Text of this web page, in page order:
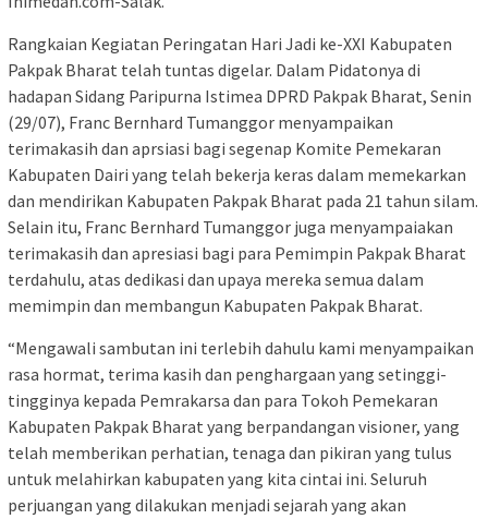
Rangkaian Kegiatan Peringatan Hari Jadi ke-XXI Kabupaten
Pakpak Bharat telah tuntas digelar. Dalam Pidatonya di
hadapan Sidang Paripurna Istimea DPRD Pakpak Bharat, Senin
(29/07), Franc Bernhard Tumanggor menyampaikan
terimakasih dan aprsiasi bagi segenap Komite Pemekaran
Kabupaten Dairi yang telah bekerja keras dalam memekarkan
dan mendirikan Kabupaten Pakpak Bharat pada 21 tahun silam.
Selain itu, Franc Bernhard Tumanggor juga menyampaiakan
terimakasih dan apresiasi bagi para Pemimpin Pakpak Bharat
terdahulu, atas dedikasi dan upaya mereka semua dalam
memimpin dan membangun Kabupaten Pakpak Bharat.
“Mengawali sambutan ini terlebih dahulu kami menyampaikan
rasa hormat, terima kasih dan penghargaan yang setinggi-
tingginya kepada Pemrakarsa dan para Tokoh Pemekaran
Kabupaten Pakpak Bharat yang berpandangan visioner, yang
telah memberikan perhatian, tenaga dan pikiran yang tulus
untuk melahirkan kabupaten yang kita cintai ini. Seluruh
perjuangan yang dilakukan menjadi sejarah yang akan